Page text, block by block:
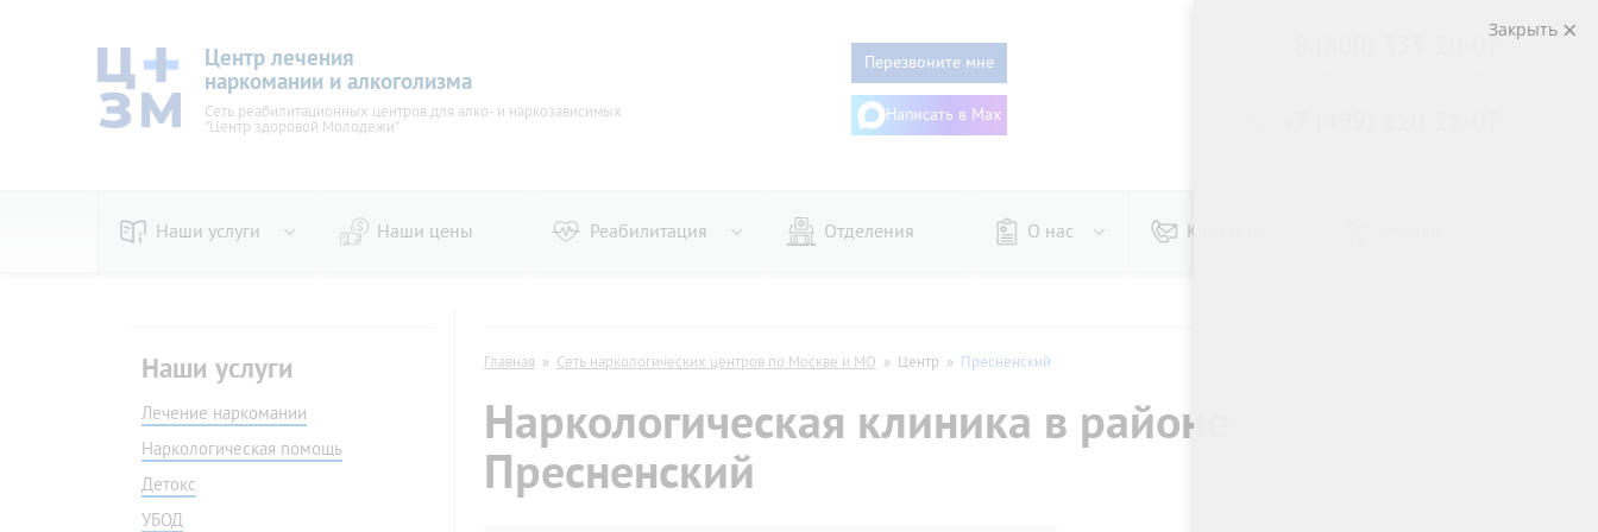
Центр лечения
наркомании и алкоголизма
Сеть реабилитационных центров для алко- и наркозависимых
"Центр здоровой Молодежи"
Перезвоните мне
Написать в Max
Наши услуги
Детокс
УБОД
Кодирование
В стационаре
Стационарное
Амбулаторное
На дому
Дисульфирамом
Эспераль
Наши цены Реабилитация Отделения О нас Контакты
Главная » Сеть наркологических центров по Москве и МО » Центр » Пресненский
Наркологическая клиника в районе
Пресненский
Наши услуги
Лечение наркомании
Наркологическая помощь
Детокс
УБОД
Закрыть